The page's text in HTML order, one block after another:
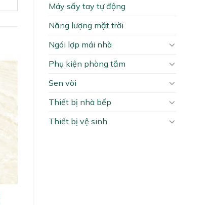
Máy sấy tay tự động
Năng lượng mặt trời
Ngói lợp mái nhà
Phụ kiện phòng tắm
Sen vòi
Thiết bị nhà bếp
Thiết bị vệ sinh